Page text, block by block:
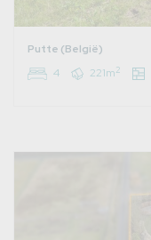
Putte (België)
4
221m2